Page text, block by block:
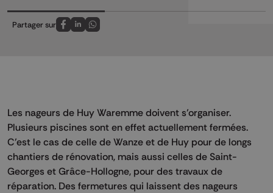
Partager sur
Partagez sur FaceBook
Partagez sur LinkedIn
Partagez sur Whatsapp
Les nageurs de Huy Waremme doivent s’organiser.
Plusieurs piscines sont en effet actuellement fermées.
C’est le cas de celle de Wanze et de Huy pour de longs
chantiers de rénovation, mais aussi celles de Saint-
Georges et Grâce-Hollogne, pour des travaux de
réparation. Des fermetures qui laissent des nageurs